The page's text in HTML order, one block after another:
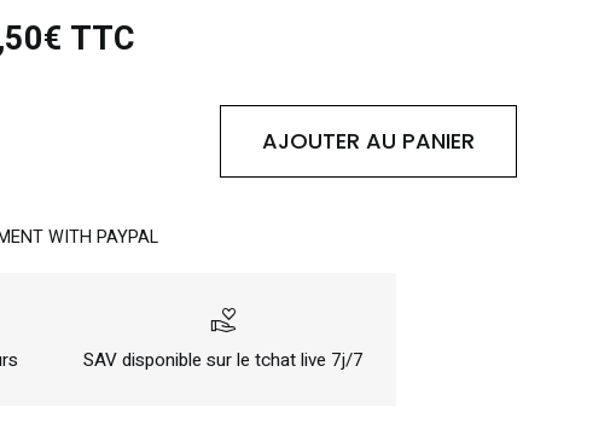
TTC
AJOUTER AU PANIER
WITH PAYPAL
volunteer_activism
SAV disponible sur le tchat live 7j/7